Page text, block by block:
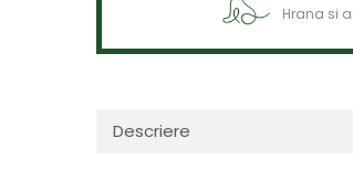
Hrana si
Descriere